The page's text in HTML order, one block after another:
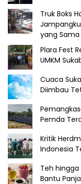
Truk Boks
yang Sama
Plara Fest
UMKM
Cuaca
Diimbau
Pemda
Kritik
Indonesia
Teh hingga
Bantu